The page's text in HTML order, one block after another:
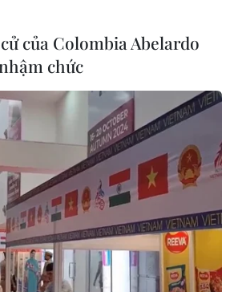
cảng biển và dịch vụ
của Colombia Abelardo
chức